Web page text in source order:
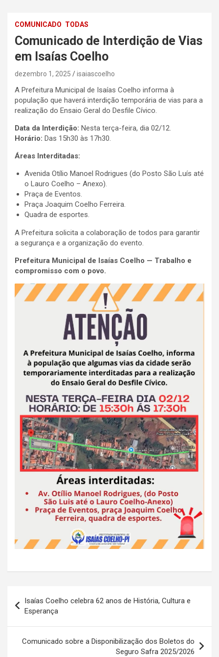
COMUNICADO TODAS
Comunicado de Interdição de Vias
em Isaías Coelho
dezembro 1, 2025 isaiascoelho
A Prefeitura Municipal de Isaías Coelho informa à
população que haverá interdição temporária de vias para a
realização do Ensaio Geral do Desfile Cívico.
Data da Interdição: Nesta terça-feira, dia 02/12.
Horário: Das 15h30 às 17h30.
Áreas Interditadas:
Avenida Otílio Manoel Rodrigues (do Posto São Luís até
o Lauro Coelho – Anexo).
Praça de Eventos.
Praça Joaquim Coelho Ferreira.
Quadra de esportes.
A Prefeitura solicita a colaboração de todos para garantir
a segurança e a organização do evento.
Prefeitura Municipal de Isaías Coelho — Trabalho e
compromisso com o povo.
de
Post
Isaías Coelho celebra 62 anos de História, Cultura e
Esperança
Comunicado sobre a Disponibilização dos Boletos do
Seguro Safra 2025/2026